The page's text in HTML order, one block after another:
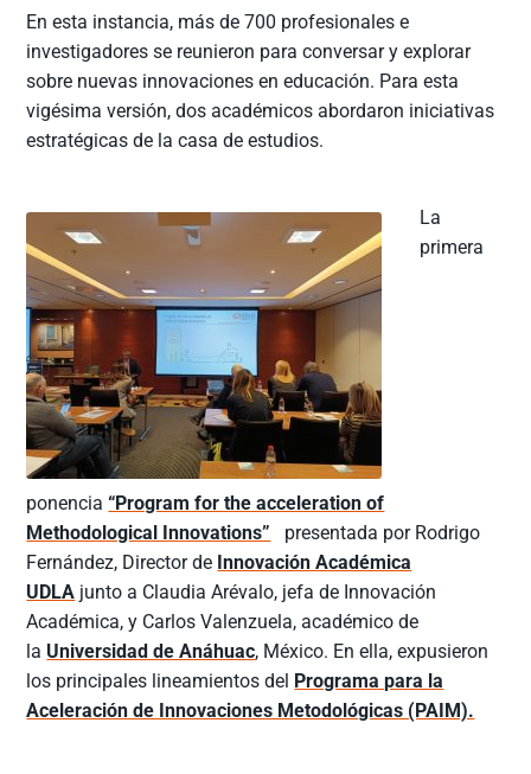
En esta instancia, más de 700 profesionales e
investigadores se reunieron para conversar y explorar
sobre nuevas innovaciones en educación. Para esta
vigésima versión, dos académicos abordaron iniciativas
estratégicas de la casa de estudios.
La
primera
ponencia“Program for the acceleration of
Methodological Innovations”
presentada por Rodrigo
Fernández, Director de Innovación Académica
UDLA junto a Claudia Arévalo, jefa de Innovación
Académica, y Carlos Valenzuela, académico de
la Universidad de Anáhuac, México. En ella, expusieron
los principales lineamientos del Programa para la
Aceleración de Innovaciones Metodológicas (PAIM).